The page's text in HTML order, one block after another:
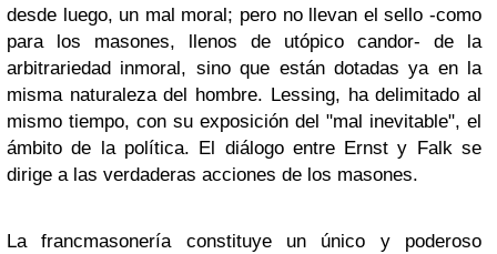
desde luego, un mal moral; pero no llevan el sello -como
para los masones, llenos de utópico candor- de la
arbitrariedad inmoral, sino que están dotadas ya en la
misma naturaleza del hombre. Lessing, ha delimitado al
mismo tiempo, con su exposición del "mal inevitable", el
ámbito de la política. El diálogo entre Ernst y Falk se
dirige a las verdaderas acciones de los masones.
La francmasonería constituye un único y poderoso